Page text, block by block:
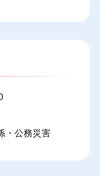
・公務災害